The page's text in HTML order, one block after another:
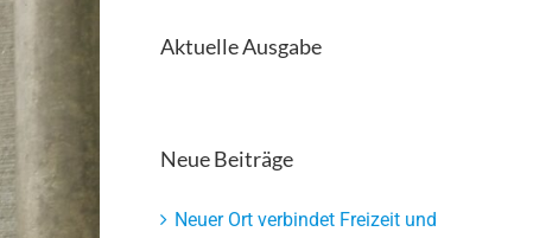
Aktuelle Ausgabe
Neue Beiträge
Neuer Ort verbindet Freizeit und